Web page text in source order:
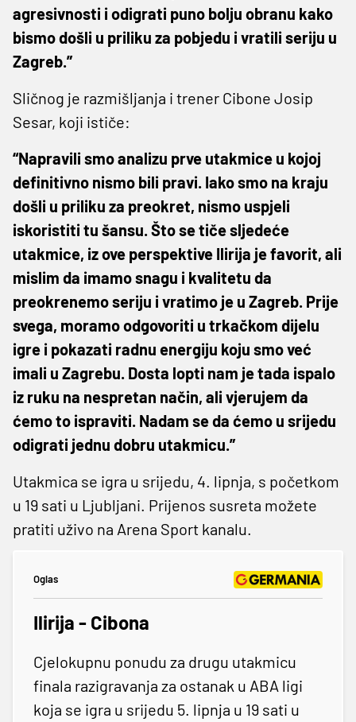
agresivnosti i odigrati puno bolju obranu kako
bismo došli u priliku za pobjedu i vratili seriju u
Zagreb.”
Sličnog je razmišljanja i trener Cibone Josip
Sesar, koji ističe:
“Napravili smo analizu prve utakmice u kojoj
definitivno nismo bili pravi. Iako smo na kraju
došli u priliku za preokret, nismo uspjeli
iskoristiti tu šansu. Što se tiče sljedeće
utakmice, iz ove perspektive Ilirija je favorit, ali
mislim da imamo snagu i kvalitetu da
preokrenemo seriju i vratimo je u Zagreb. Prije
svega, moramo odgovoriti u trkačkom dijelu
igre i pokazati radnu energiju koju smo već
imali u Zagrebu. Dosta lopti nam je tada ispalo
iz ruku na nespretan način, ali vjerujem da
ćemo to ispraviti. Nadam se da ćemo u srijedu
odigrati jednu dobru utakmicu.”
Utakmica se igra u srijedu, 4. lipnja, s početkom
u 19 sati u Ljubljani. Prijenos susreta možete
pratiti uživo na Arena Sport kanalu.
Oglas
Ilirija - Cibona
Cjelokupnu ponudu za drugu utakmicu
finala razigravanja za ostanak u ABA ligi
koja se igra u srijedu 5. lipnja u 19 sati u